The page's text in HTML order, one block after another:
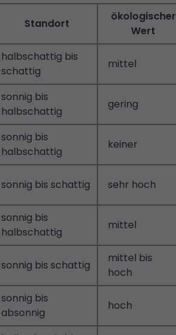
Standort
ökologischer
Wert
halbschattig bis
schattig
mittel
sonnig bis
halbschattig
gering
sonnig bis
halbschattig
keiner
sonnig bis schattig sehr hoch
sonnig bis
halbschattig
mittel
sonnig bis schattig
mittel bis
hoch
sonnig bis
absonnig
hoch